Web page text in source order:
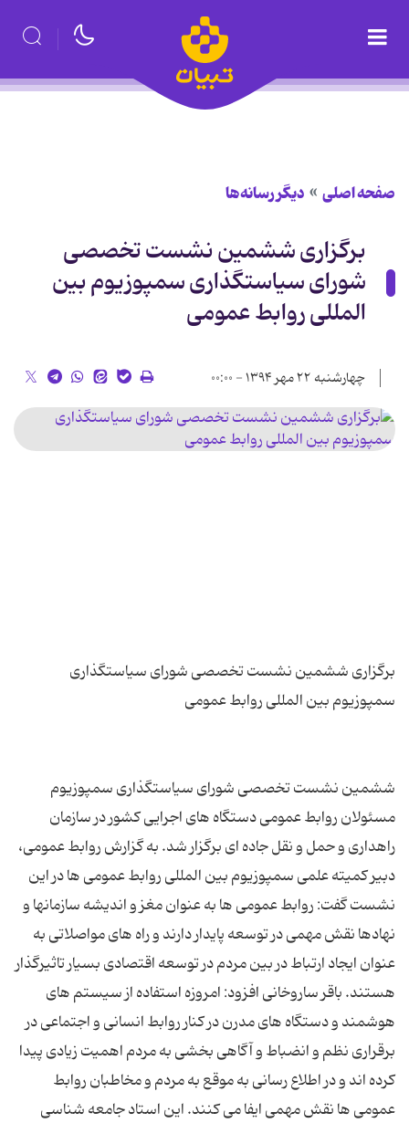
صفحه اصلی دیگر رسانه‌ها
برگزاری ششمین نشست تخصصی
شورای سیاستگذاری سمپوزیوم بین
المللی روابط عمومی
چهارشنبه ۲۲ مهر ۱۳۹۴ - ۰۰:۰۰
برگزاری ششمین نشست تخصصی شورای سیاستگذاری
ششمین نشست تخصصی شورای سیاستگذاری سمپوزیوم
مسئولان روابط عمومی دستگاه های اجرایی کشور در سازمان
راهداری و حمل و نقل جاده ای برگزار شد. به گزارش روابط عمومی،
دبیر کمیته علمی سمپوزیوم بین المللی روابط عمومی ها در این
نشست گفت: روابط عمومی ها به عنوان مغز و اندیشه سازمانها و
نهادها نقش مهمی در توسعه پایدار دارند و راه های مواصلاتی به
عنوان ایجاد ارتباط در بین مردم در توسعه اقتصادی بسیار تاثیرگذار
هستند. باقر ساروخانی افزود: امروزه استفاده از سیستم های
هوشمند و دستگاه های مدرن در کنار روابط انسانی و اجتماعی در
برقراری نظم و انضباط و آگاهی بخشی به مردم اهمیت زیادی پیدا
کرده اند و در اطلاع رسانی به موقع به مردم و مخاطبان روابط
عمومی ها نقش مهمی ایفا می کنند. این استاد جامعه شناسی